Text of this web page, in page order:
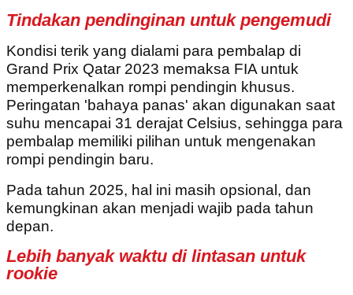
Tindakan pendinginan untuk pengemudi
Kondisi terik yang dialami para pembalap di
Grand Prix Qatar 2023 memaksa FIA untuk
memperkenalkan rompi pendingin khusus.
Peringatan 'bahaya panas' akan digunakan saat
suhu mencapai 31 derajat Celsius, sehingga para
pembalap memiliki pilihan untuk mengenakan
rompi pendingin baru.
Pada tahun 2025, hal ini masih opsional, dan
kemungkinan akan menjadi wajib pada tahun
depan.
Lebih banyak waktu di lintasan untuk
rookie